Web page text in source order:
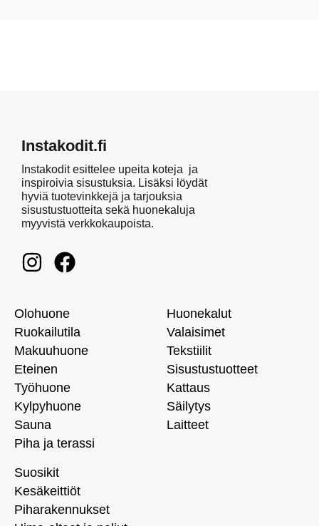
Instakodit.fi
Instakodit esittelee upeita koteja ja
inspiroivia sisustuksia. Lisäksi löydät
hyviä tuotevinkkejä ja tarjouksia
sisustustuotteita sekä huonekaluja
myyvistä verkkokaupoista.
Olohuone
Ruokailutila
Makuuhuone
Eteinen
Työhuone
Kylpyhuone
Sauna
Piha ja terassi
Huonekalut
Valaisimet
Tekstiilit
Sisustustuotteet
Kattaus
Säilytys
Laitteet
Suosikit
Kesäkeittiöt
Piharakennukset